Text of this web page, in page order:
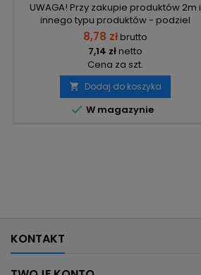
UWAGA! Przy zakupie produktów 2m i
innego typu produktów - podziel
zamówienia na 2 osobne, aby uniknąć
wysokiego kosztu transportu! Zamów
osobno produkty 2m i osobno inne
elementy.
8,78 złbrutto
7,14 złnetto
Cena za szt.
 Dodaj do koszyka
 W magazynie
KONTAKT